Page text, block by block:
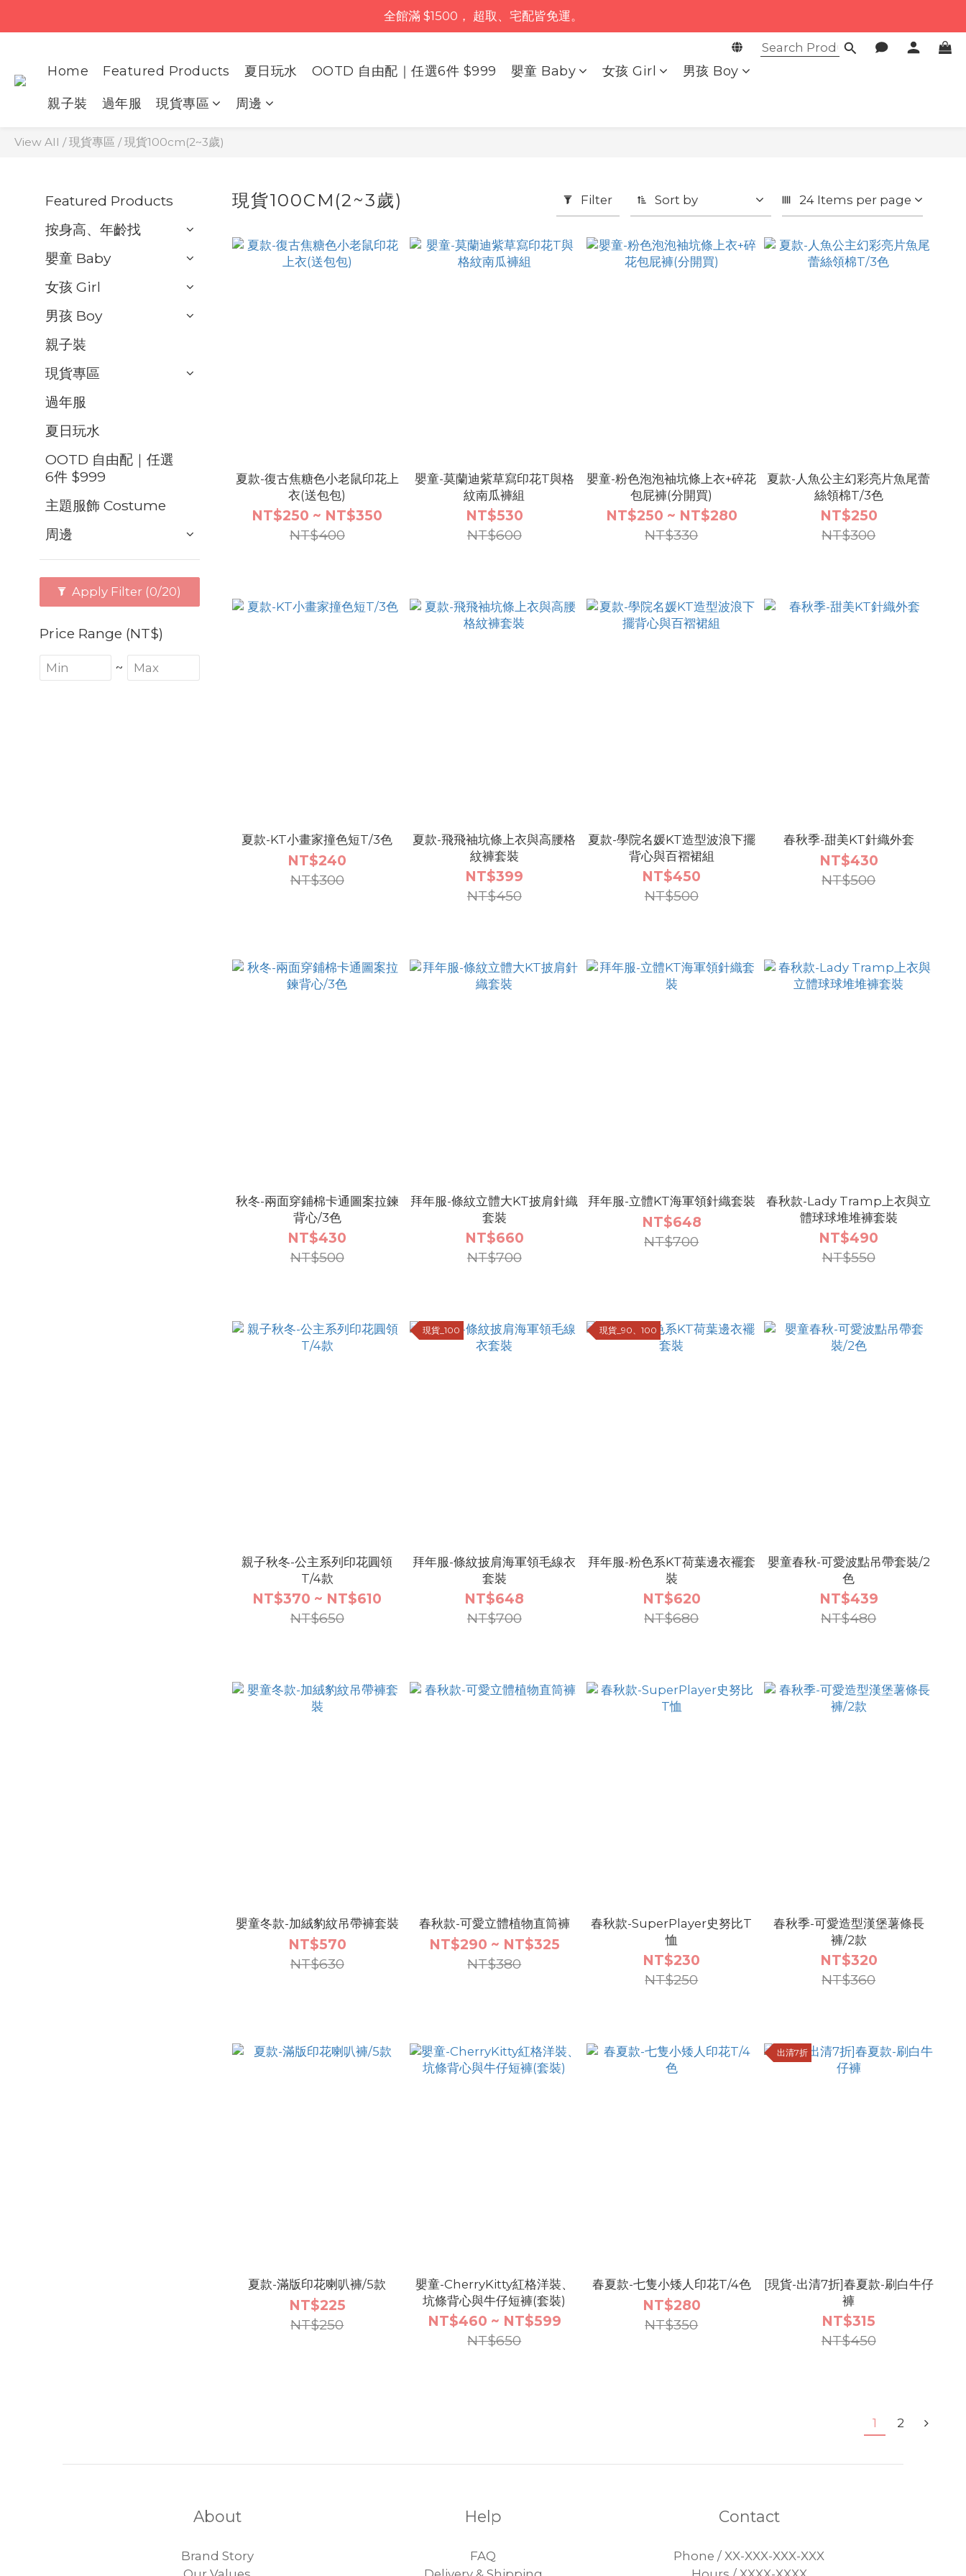
全館滿 $1500， 超取、宅配皆免運。
Home Featured Products 夏日玩水 OOTD 自由配｜任選6件 $999 嬰童 Baby 女孩 Girl 男孩 Boy
親子裝 過年服 現貨專區 周邊
View All /現貨專區 /現貨100cm(2~3歲)
Featured Products
按身高、年齡找
嬰童 Baby
女孩 Girl
男孩 Boy
親子裝
現貨專區
過年服
夏日玩水
OOTD 自由配｜任選
6件 $999
主題服飾 Costume
周邊
Apply Filter (0/20)
Price Range (NT$)
~
現貨100CM(2~3歲) Filter Sort by 24 Items per page
夏款-復古焦糖色小老鼠印花上
衣(送包包)
NT$250 ~ NT$350
NT$400
嬰童-莫蘭迪紫草寫印花T與格
紋南瓜褲組
NT$530
NT$600
嬰童-粉色泡泡袖坑條上衣+碎花
包屁褲(分開買)
NT$250 ~ NT$280
NT$330
夏款-人魚公主幻彩亮片魚尾蕾
絲領棉T/3色
NT$250
NT$300
夏款-KT小畫家撞色短T/3色
NT$240
NT$300
夏款-飛飛袖坑條上衣與高腰格
紋褲套裝
NT$399
NT$450
夏款-學院名媛KT造型波浪下擺
背心與百褶裙組
NT$450
NT$500
春秋季-甜美KT針織外套
NT$430
NT$500
秋冬-兩面穿鋪棉卡通圖案拉鍊
背心/3色
NT$430
NT$500
拜年服-條紋立體大KT披肩針織
套裝
NT$660
NT$700
拜年服-立體KT海軍領針織套裝
NT$648
NT$700
春秋款-Lady Tramp上衣與立
體球球堆堆褲套裝
NT$490
NT$550
親子秋冬-公主系列印花圓領
T/4款
NT$370 ~ NT$610
NT$650
現貨_100
拜年服-條紋披肩海軍領毛線衣
套裝
NT$648
NT$700
現貨_90、100
拜年服-粉色系KT荷葉邊衣襬套
裝
NT$620
NT$680
嬰童春秋-可愛波點吊帶套裝/2
色
NT$439
NT$480
嬰童冬款-加絨豹紋吊帶褲套裝
NT$570
NT$630
春秋款-可愛立體植物直筒褲
NT$290 ~ NT$325
NT$380
春秋款-SuperPlayer史努比T
恤
NT$230
NT$250
春秋季-可愛造型漢堡薯條長
褲/2款
NT$320
NT$360
夏款-滿版印花喇叭褲/5款
NT$225
NT$250
嬰童-CherryKitty紅格洋裝、
坑條背心與牛仔短褲(套裝)
NT$460 ~ NT$599
NT$650
春夏款-七隻小矮人印花T/4色
NT$280
NT$350
出清7折
[現貨-出清7折]春夏款-刷白牛仔
褲
NT$315
NT$450
1 2
About
Brand Story
Help
FAQ
Contact
Phone / XX-XXX-XXX-XXX